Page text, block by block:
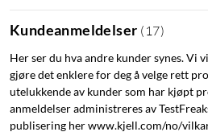
Kundeanmeldelser ( 17)
Her ser du hva andre kunder synes. Vi
gjøre det enklere for deg å velge rett
utelukkende av kunder som har kjøpt
anmeldelser administreres av
publisering her www.kjell.com/no/